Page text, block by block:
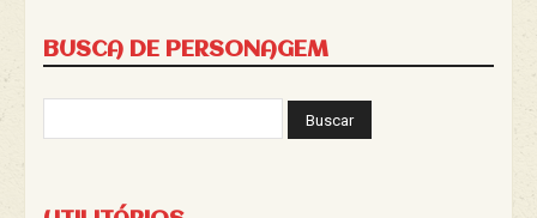
BUSCA DE PERSONAGEM